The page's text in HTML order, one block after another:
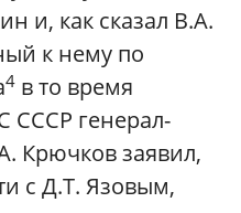
и, как сказал В.А.
к нему по
4 в то время
генерал-
Крючков заявил,
с Д.Т. Язовым,